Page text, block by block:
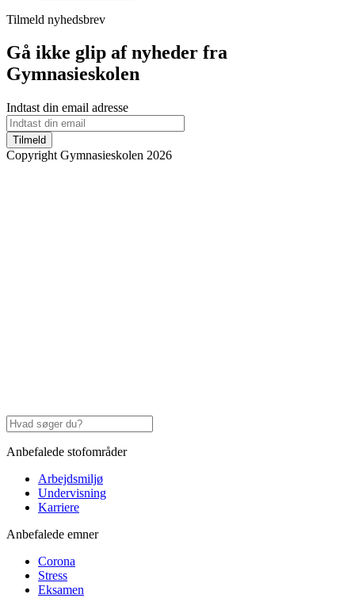
Tilmeld nyhedsbrev
Gå ikke glip af nyheder fra
Gymnasieskolen
Indtast din email adresse
Tilmeld
Copyright Gymnasieskolen 2026
Anbefalede stofområder
Arbejdsmiljø
Undervisning
Karriere
Anbefalede emner
Corona
Stress
Eksamen